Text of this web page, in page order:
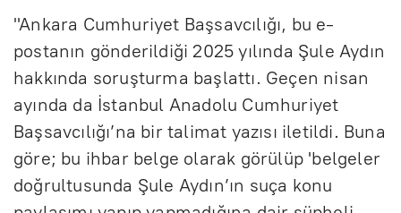
"Ankara Cumhuriyet Başsavcılığı, bu e-
postanın gönderildiği 2025 yılında Şule Aydın
hakkında soruşturma başlattı. Geçen nisan
ayında da İstanbul Anadolu Cumhuriyet
Başsavcılığı’na bir talimat yazısı iletildi. Buna
göre; bu ihbar belge olarak görülüp 'belgeler
doğrultusunda Şule Aydın’ın suça konu